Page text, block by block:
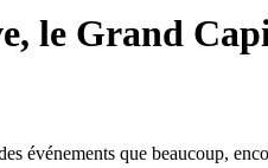
le Grand
événements que beaucoup,